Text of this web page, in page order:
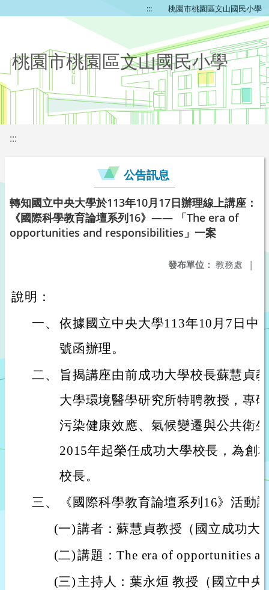
::: 桃園市桃園區文山國民小學
桃園市桃園區文山國民小學
:::
公告訊息
轉知國立中央大學於113年10月17日辦理線上講座：
《國際科學教育論壇系列16》—— 「The era of
opportunities and responsibilities」一案
發布單位： 教務處 |
說明：
一、 依據國立中央大學113年10月7日中
號函辦理。
二、
旨揭講座由前成功大學校長蘇慧貞
大學環境醫學研究所特聘教授，專
污染健康效應、氣候變遷與公共衛
2015年起榮任成功大學校長，為創
校長。
三、
《國際科學教育論壇系列16》活動
(一)講者：蘇慧貞教授（國立成功大
(二)講題：The era of opportunities
(三) 主持人：葉永烜 教授（國立中